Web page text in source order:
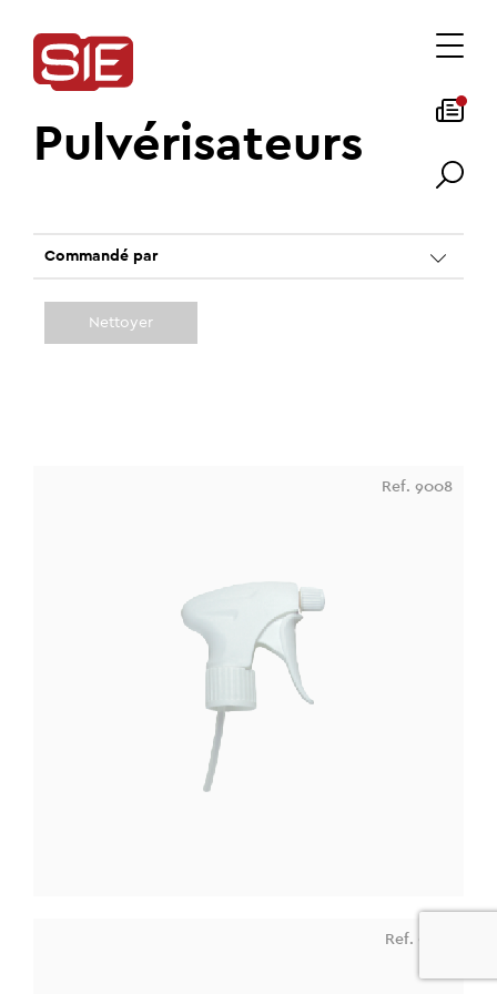
Pulvérisateurs
Commandé par
Nettoyer
Ref. 9008
Ref. 9162